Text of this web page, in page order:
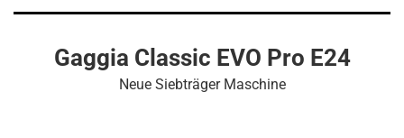
Gaggia Classic EVO Pro E24
Neue Siebträger Maschine